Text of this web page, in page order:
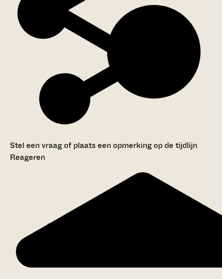
Stel een vraag of plaats een opmerking op de tijdlijn
Reageren